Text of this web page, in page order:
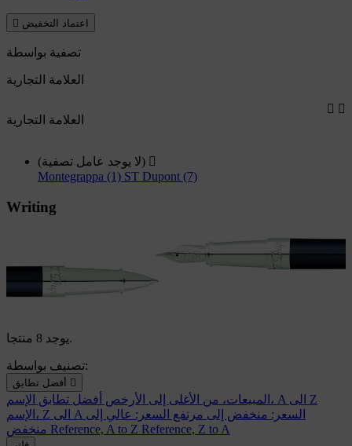
 اعتماد التخفيض
تصفية بواسطة
العلامة التجارية
العلامة التجارية
 
(لا يوجد عامل تصفية) 
Montegrappa (1) ST Dupont (7)
Writing
يوجد 8 منتجا.
تصنيف بواسطة:

المبيعات، من الأغلى إلى الأرخص أفضل تطابق
الإسم، A الى Z
الإسم، Z الى A
السعر: منخفض إلى مرتفع السعر: عالي إلى
Reference, A to Z Reference, Z to A